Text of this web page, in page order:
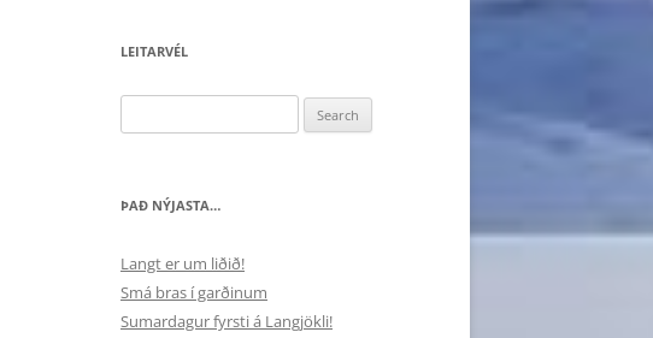
LEITARVÉL
for:
ÞAÐ NÝJASTA…
Langt er um liðið!
Smá bras í garðinum
Sumardagur fyrsti á Langjökli!